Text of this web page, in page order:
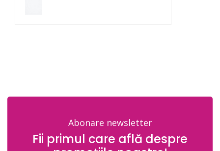
Abonare newsletter
Fii primul care află despre